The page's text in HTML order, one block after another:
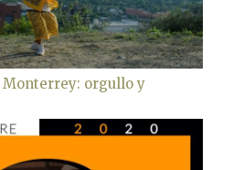
orgullo y